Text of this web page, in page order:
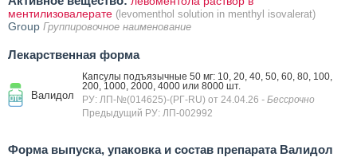
ментилизовалерате (levomenthol solution in menthyl isovalerat)
Group Группировочное наименование
Лекарственная форма
Валидол
Капсулы подъязычные 50 мг: 10, 20, 40, 50, 60, 80, 100,
200, 1000, 2000, 4000 или 8000 шт.
РУ: ЛП-№(014625)-(РГ-RU) от 24.04.26 - Бессрочно
Предыдущий РУ: ЛП-002992
Форма выпуска, упаковка и состав препарата Валидол